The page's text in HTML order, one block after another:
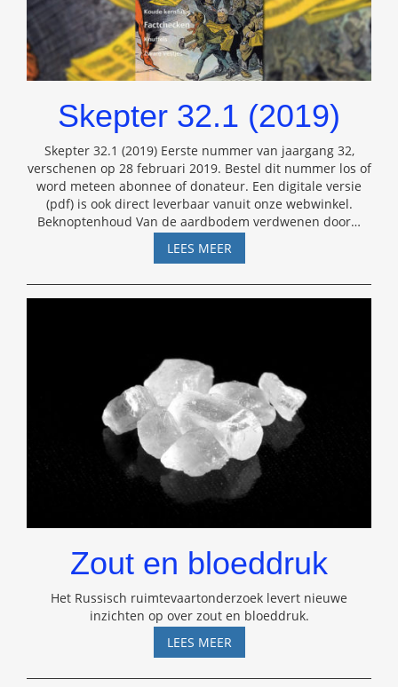
Skepter 32.1 (2019)
Skepter 32.1 (2019) Eerste nummer van jaargang 32,
verschenen op 28 februari 2019. Bestel dit nummer los of
word meteen abonnee of donateur. Een digitale versie
(pdf) is ook direct leverbaar vanuit onze webwinkel.
Beknoptenhoud Van de aardbodem verdwenen door…
LEES MEERSKEPTER
32.1
(2019)
Zout en bloeddruk
Het Russisch ruimtevaartonderzoek levert nieuwe
inzichten op over zout en bloeddruk.
LEES MEERZOUT
EN
BLOEDDRUK